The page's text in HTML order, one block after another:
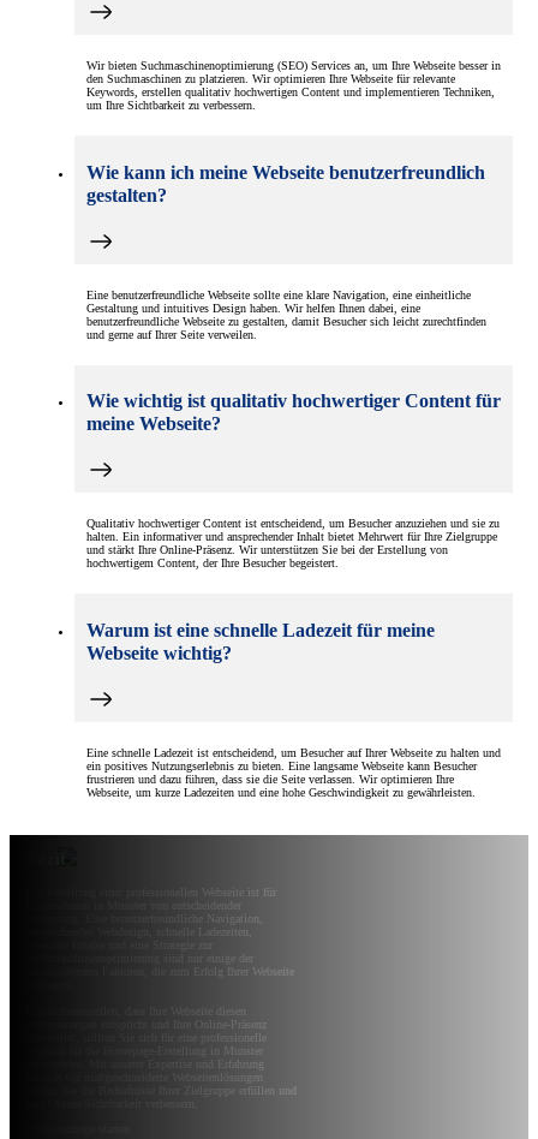
Wir bieten Suchmaschinenoptimierung (SEO) Services an, um Ihre Webseite besser in
den Suchmaschinen zu platzieren. Wir optimieren Ihre Webseite für relevante
Keywords, erstellen qualitativ hochwertigen Content und implementieren Techniken,
um Ihre Sichtbarkeit zu verbessern.
Wie kann ich meine Webseite benutzerfreundlich
gestalten?
Eine benutzerfreundliche Webseite sollte eine klare Navigation, eine einheitliche
Gestaltung und intuitives Design haben. Wir helfen Ihnen dabei, eine
benutzerfreundliche Webseite zu gestalten, damit Besucher sich leicht zurechtfinden
und gerne auf Ihrer Seite verweilen.
Wie wichtig ist qualitativ hochwertiger Content für
meine Webseite?
Qualitativ hochwertiger Content ist entscheidend, um Besucher anzuziehen und sie zu
halten. Ein informativer und ansprechender Inhalt bietet Mehrwert für Ihre Zielgruppe
und stärkt Ihre Online-Präsenz. Wir unterstützen Sie bei der Erstellung von
hochwertigem Content, der Ihre Besucher begeistert.
Warum ist eine schnelle Ladezeit für meine
Webseite wichtig?
Eine schnelle Ladezeit ist entscheidend, um Besucher auf Ihrer Webseite zu halten und
ein positives Nutzungserlebnis zu bieten. Eine langsame Webseite kann Besucher
frustrieren und dazu führen, dass sie die Seite verlassen. Wir optimieren Ihre
Webseite, um kurze Ladezeiten und eine hohe Geschwindigkeit zu gewährleisten.
Die Erstellung einer professionellen Webseite ist für
Unternehmen in Munster von entscheidender
Bedeutung. Eine benutzerfreundliche Navigation,
ansprechendes Webdesign, schnelle Ladezeiten,
Suchmaschinenoptimierung sind nur einige der
entscheidenden Faktoren, die zum Erfolg Ihrer Webseite
Um sicherzustellen, dass Ihre Webseite diesen
Anforderungen entspricht und Ihre Online-Präsenz
maximiert, sollten Sie sich für eine professionelle
Agentur für die Homepage-Erstellung in Munster
entscheiden. Mit unserer Expertise und Erfahrung
können wir maßgeschneiderte Webseitenlösungen
bieten, die die Bedürfnisse Ihrer Zielgruppe erfüllen und